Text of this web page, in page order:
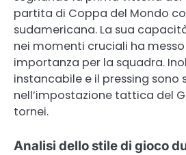
partita di Coppa del Mondo
sudamericana. La sua
nei momenti cruciali ha
importanza per la squadra.
instancabile e il pressing
nell’impostazione tattica del
tornei.
Analisi dello stile di gioco